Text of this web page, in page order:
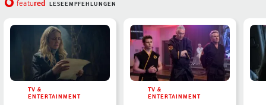
featured LESEEMPFEHLUNGEN
TV &
ENTERTAINMENT
TV &
ENTERTAINMENT